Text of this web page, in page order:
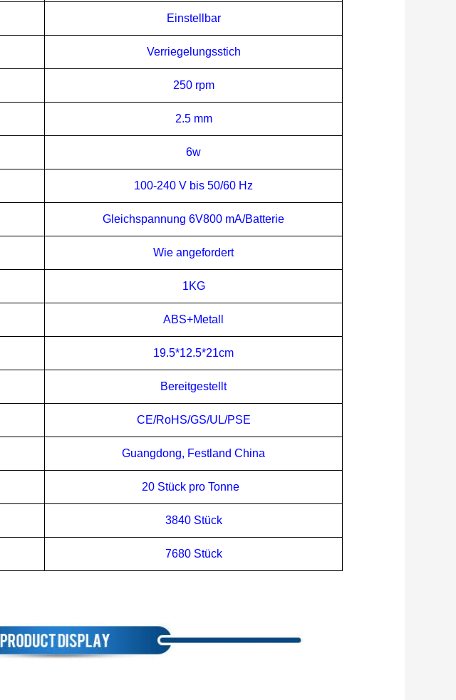
Einstellbar
Verriegelungsstich
250 rpm
2.5 mm
6w
100-240 V bis 50/60 Hz
Gleichspannung 6V800 mA/Batterie
Wie angefordert
1KG
ABS+Metall
19.5*12.5*21cm
Bereitgestellt
CE/RoHS/GS/UL/PSE
Guangdong, Festland China
20 Stück pro Tonne
3840 Stück
7680 Stück